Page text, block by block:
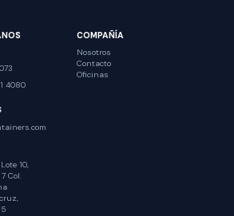
4080
10,
Col.
COMPAÑÍA
Nosotros
Contacto
Oficinas